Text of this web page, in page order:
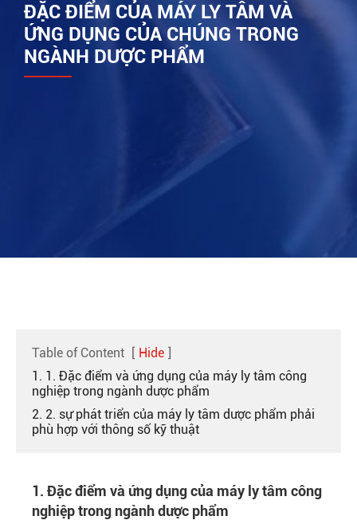
ĐẶC ĐIỂM CỦA MÁY LY TÂM VÀ
ỨNG DỤNG CỦA CHÚNG TRONG
NGÀNH DƯỢC PHẨM
Table of Content [ Hide ]
1. 1. Đặc điểm và ứng dụng của máy ly tâm công
nghiệp trong ngành dược phẩm
2. 2. sự phát triển của máy ly tâm dược phẩm phải
phù hợp với thông số kỹ thuật
1. Đặc điểm và ứng dụng của máy ly tâm công
nghiệp trong ngành dược phẩm